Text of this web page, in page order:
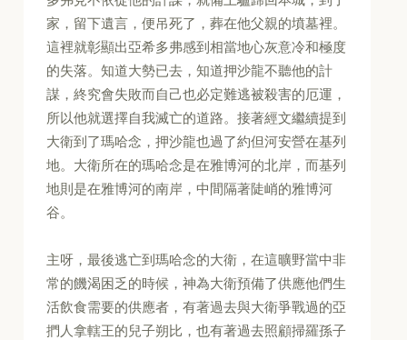
家，留下遺言，便吊死了，葬在他父親的墳墓裡。
這裡就彰顯出亞希多弗感到相當地心灰意冷和極度
的失落。知道大勢已去，知道押沙龍不聽他的計
謀，終究會失敗而自己也必定難逃被殺害的厄運，
所以他就選擇自我滅亡的道路。接著經文繼續提到
大衛到了瑪哈念，押沙龍也過了約但河安營在基列
地。大衛所在的瑪哈念是在雅博河的北岸，而基列
地則是在雅博河的南岸，中間隔著陡峭的雅博河
谷。
主呀，最後逃亡到瑪哈念的大衛，在這曠野當中非
常的饑渴困乏的時候，神為大衛預備了供應他們生
活飲食需要的供應者，有著過去與大衛爭戰過的亞
捫人拿轄王的兒子朔比，也有著過去照顧掃羅孫子